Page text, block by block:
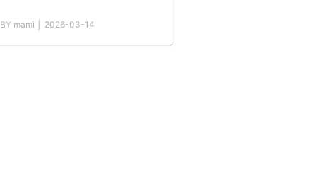
BY mami │ 2026-03-14